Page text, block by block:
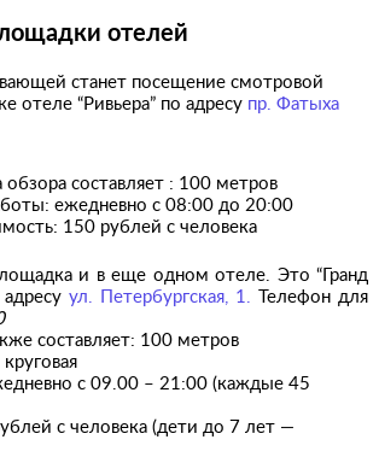
отелей
станет посещение смотровой
отеле “Ривьера” по адресу пр. Фатыха
обзора составляет : 100 метров
ежедневно с 08:00 до 20:00
150 рублей с человека
и в еще одном отеле. Это “Гранд
ул. Петербургская, 1.Телефон для
составляет: 100 метров
с 09.00 – 21:00 (каждые 45
с человека (дети до 7 лет —